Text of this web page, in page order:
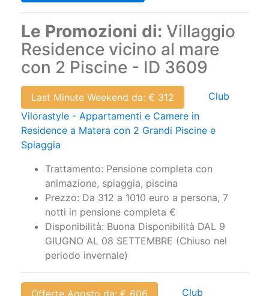
RICHIEDI PREVENTIVO
Le Promozioni di:Villaggio
Residence vicino al mare
con 2 Piscine - ID 3609
Last Minute Weekend da: € 312
Club
Vilorastyle - Appartamenti e Camere in
Spiaggia
Trattamento: Pensione completa con
animazione, spiaggia, piscina
Prezzo: Da 312 a 1010 euro a persona, 7
notti in pensione completa €
Disponibilità: Buona Disponibilità DAL 9
GIUGNO AL 08 SETTEMBRE (Chiuso nel
periodo invernale)